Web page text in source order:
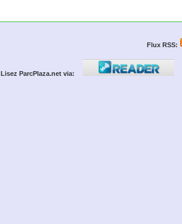
Flux RSS:
Lisez ParcPlaza.net via: